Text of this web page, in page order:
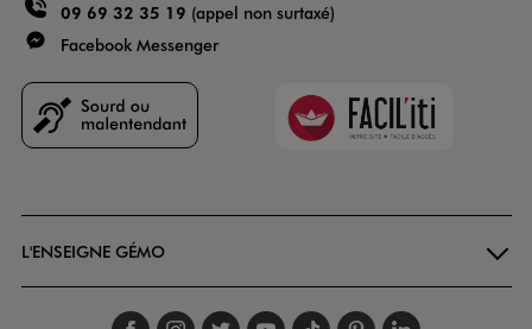
09 69 32 35 19 (appel non surtaxé)
Facebook Messenger
Faciliti
L'ENSEIGNE GÉMO